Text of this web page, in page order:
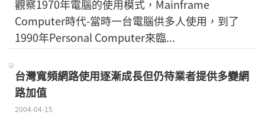
觀察1970年電腦的使用模式，Mainframe
Computer時代-當時一台電腦供多人使用，到了
1990年Personal Computer來臨...
台灣寬頻網路使用逐漸成長但仍待業者提供多變網
路加值
2004-04-15